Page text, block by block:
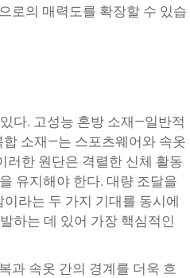
로의 매력도를 확장할 수 있습
다. 고성능 혼방 소재—일반적
소재—는 스포츠웨어와 속옷
러한 원단은 격렬한 신체 활동
유지해야 한다. 대량 조달을
라는 두 가지 기대를 동시에
하는 데 있어 가장 핵심적인
과 속옷 간의 경계를 더욱 흐